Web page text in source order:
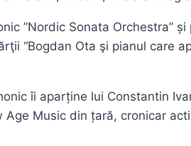
”Nordic Sonata Orchestra”
“Bogdan Ota şi pianul care
îi aparține lui Constantin
Music din țară, cronicar